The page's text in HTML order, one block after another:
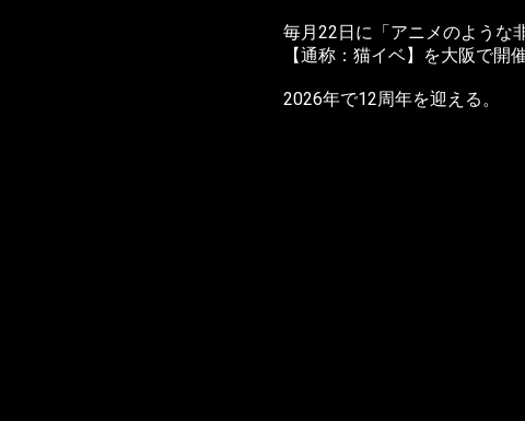
毎月22日に「アニメのような
【通称：猫イベ】を大阪で開催
2026年で12周年を迎える。